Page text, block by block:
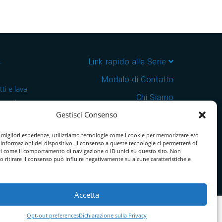
Gestisci Consenso
esperienze, utilizziamo tecnologie come i cookie per memorizzare e/o
informazioni del dispositivo. Il consenso a queste tecnologie ci permetterà di
come il comportamento di navigazione o ID unici su questo sito. Non
ritirare il consenso può influire negativamente su alcune caratteristiche e
Accetta
Opt-out preferencesDichiarazione sulla Privacy
e lava
e
in
Link rapido alle Serie
Modulo di Contatto
Chi Siamo
Download Catalogo PDF
Cookie Policy